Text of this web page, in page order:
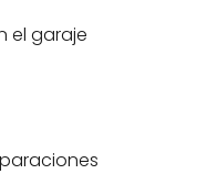
el garaje